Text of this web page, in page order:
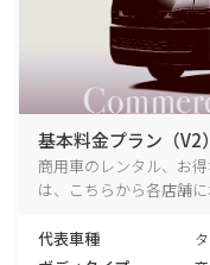
基本料金プラン（V2）
商用車のレンタル、お
は、こちらから各店舗に
代表車種